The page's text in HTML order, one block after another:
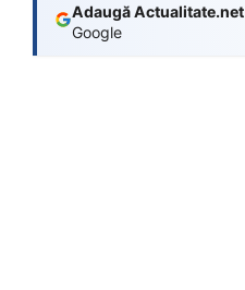
Adaugă Actualitate.net
Google